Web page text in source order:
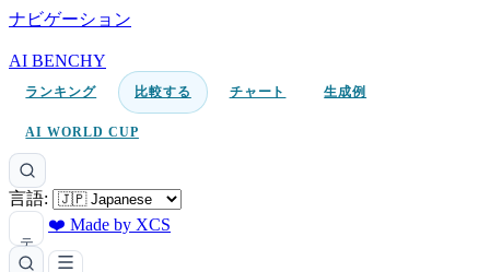
ナビゲーション
AI BENCHY
ランキング 比較する チャート 生成例
AI WORLD CUP
言語:
テ
ー
❤️ Made by XCS